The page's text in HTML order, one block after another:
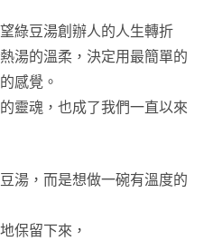
綠豆湯創辦人的人生轉折
湯的溫柔，決定用最簡單的
感覺。
靈魂，也成了我們一直以來
湯，而是想做一碗有溫度的
保留下來，